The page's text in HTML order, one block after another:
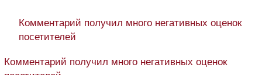
Комментарий получил много негативных оценок
посетителей
Комментарий получил много негативных оценок